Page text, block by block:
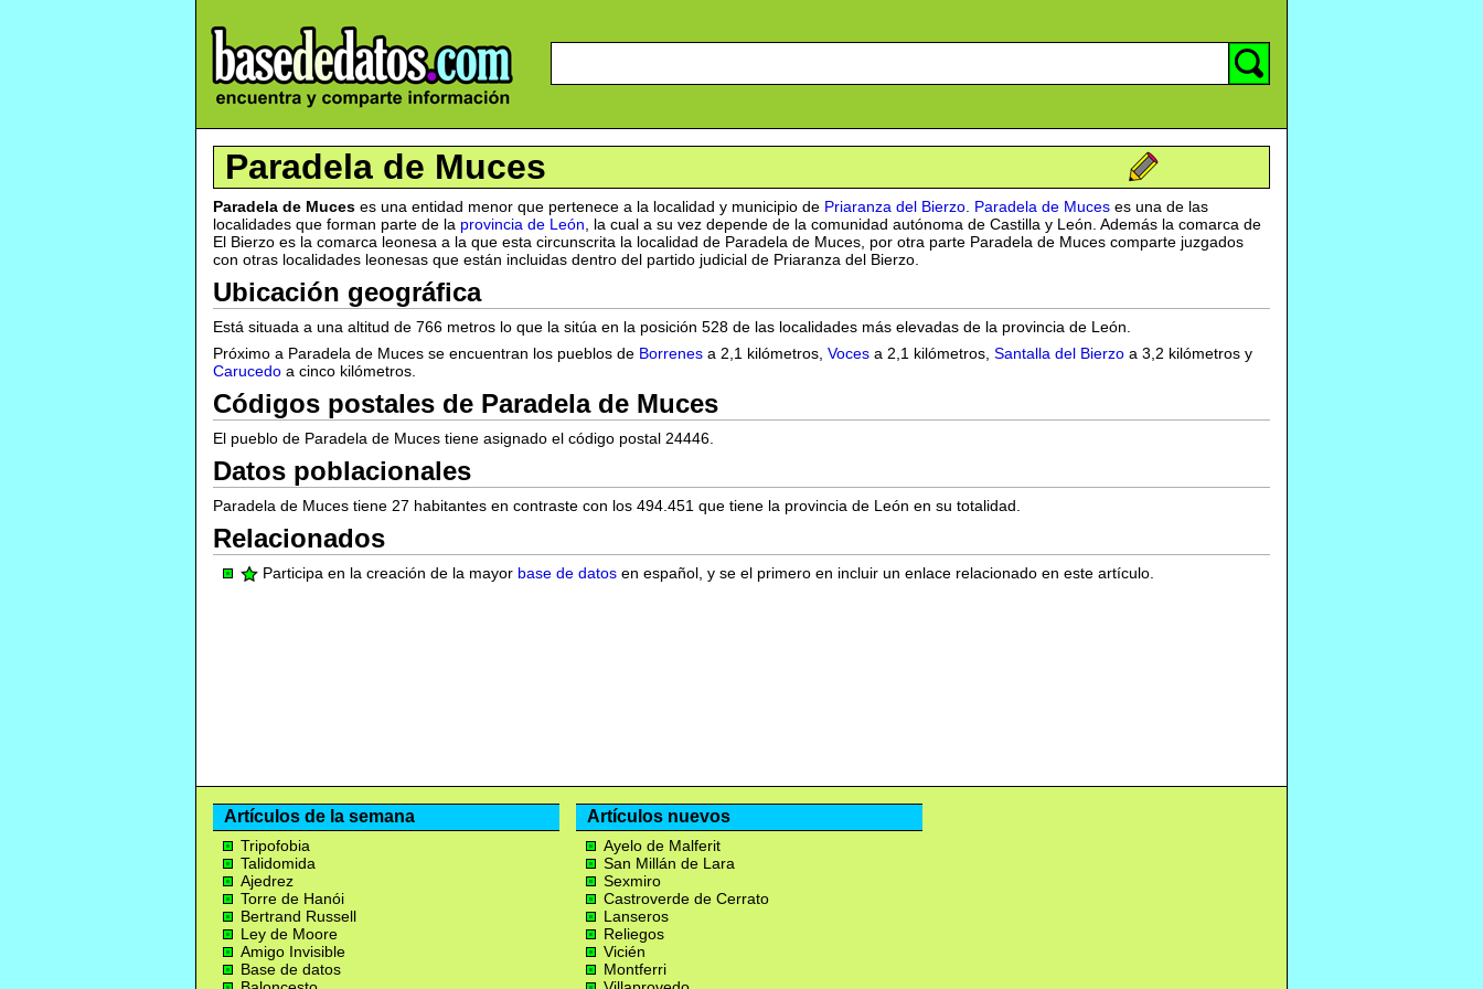
Paradela de Muces
Paradela de Muces es una entidad menor que pertenece a la localidad y municipio de Priaranza del Bierzo Paradela de Muces es una de las
localidades que forman parte de la provincia de León , la cual a su vez depende de la comunidad autónoma de Castilla y León. Además la comarca de
El Bierzo es la comarca leonesa a la que esta circunscrita la localidad de Paradela de Muces, por otra parte Paradela de Muces comparte juzgados
con otras localidades leonesas que están incluidas dentro del partido judicial de Priaranza del Bierzo.
Ubicación geográfica
Está situada a una altitud de 766 metros lo que la sitúa en la posición 528 de las localidades más elevadas de la provincia de León.
Próximo a Paradela de Muces se encuentran los pueblos de Borrenes a 2,1 kilómetros, Voces a 2,1 kilómetros, Santalla del Bierzo a 3,2 kilómetros y
Carucedo a cinco kilómetros.
Códigos postales de Paradela de Muces
El pueblo de Paradela de Muces tiene asignado el código postal 24446.
Datos poblacionales
Paradela de Muces tiene 27 habitantes en contraste con los 494.451 que tiene la provincia de León en su totalidad.
Relacionados
Participa en la creación de la mayor base de datos en español, y se el primero en incluir un enlace relacionado en este artículo.
Artículos de la semana
Tripofobia
Talidomida
Ajedrez
Torre de Hanói
Bertrand Russell
Ley de Moore
Amigo Invisible
Base de datos
Artículos nuevos
Ayelo de Malferit
San Millán de Lara
Sexmiro
Castroverde de Cerrato
Lanseros
Reliegos
Vicién
Montferri